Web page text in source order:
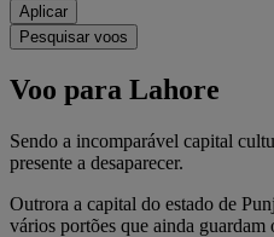
Aplicar
Pesquisar voos
Voo para Lahore
Sendo a incomparável capital
presente a desaparecer.
Outrora a capital do estado de
vários portões que ainda guardam